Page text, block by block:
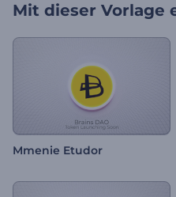
Mit dieser Vorlage
Mmenie Etudor